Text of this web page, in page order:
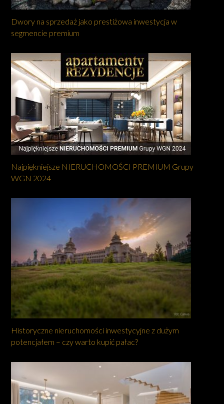
Dwory na sprzedaż jako prestiżowa inwestycja w
segmencie premium
Najpiękniejsze NIERUCHOMOŚCI PREMIUM Grupy
WGN 2024
Historyczne nieruchomości inwestycyjne z dużym
potencjałem – czy warto kupić pałac?